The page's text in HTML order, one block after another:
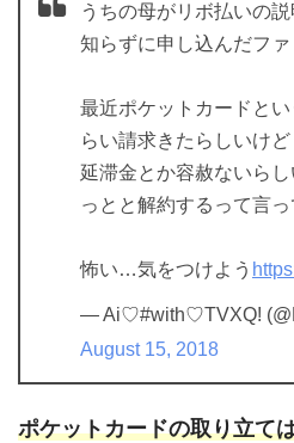
うちの母がリボ払いの説
知らずに申し込んだフ
最近ポケットカードと
らい請求きたらしいけど
延滞金とか容赦ないら
っとと解約するって言っ
怖い…気をつけよう
— Ai♡#with♡TVXQ!
August 15, 2018
ポケットカードの取り立て